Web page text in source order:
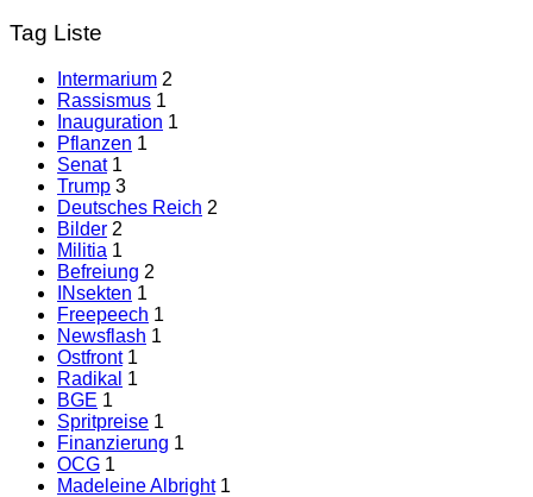
Tag Liste
Intermarium 2
Rassismus 1
Inauguration 1
Pflanzen 1
Senat 1
Trump 3
Deutsches Reich 2
Bilder 2
Militia 1
Befreiung 2
INsekten 1
Freepeech 1
Newsflash 1
Ostfront 1
Radikal 1
BGE 1
Spritpreise 1
Finanzierung 1
OCG 1
Madeleine Albright 1